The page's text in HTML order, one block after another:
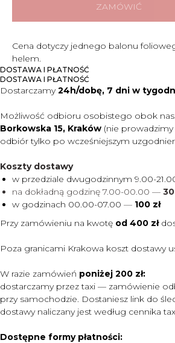
ZAMÓWIĆ
Cena dotyczy jednego balonu
helem.
DOSTAWA I PŁATNOŚĆ
DOSTAWA I PŁATNOŚĆ
Dostarczamy24h/dobę, 7 dni w
Możliwość odbioru osobistego obok
Borkowska 15, Kraków (nie
odbiór tylko po wcześniejszym
Koszty dostawy
w przedziale dwugodzinnym 9.00-
na dokładną godzinę 7.00-00.00 — 30
w godzinach 00.00-07.00 — 100 zł
Przy zamówieniu na kwotę od 400 zł
Poza granicami Krakowa koszt dostawy
W razie zamówień poniżej 200 zł:
dostarczamy przez taxi — zamówienie
przy samochodzie. Dostaniesz link do
dostawy naliczany jest według cennika
Dostępne formy płatności: